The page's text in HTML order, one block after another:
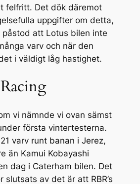
felfritt. Det dök däremot
uppgifter om detta,
påstod att Lotus bilen inte
varv och när den
i väldigt låg hastighet.
vi nämnde vi ovan sämst
första vintertesterna.
varv runt banan i Jerez,
än Kamui Kobayashi
dag i Caterham bilen. Det
slutsats av det är att RBR’s